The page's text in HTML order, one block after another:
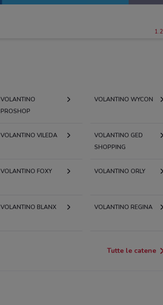
VOLANTINO
PROSHOP
VOLANTINO WYCON
VOLANTINO VILEDA
VOLANTINO GED
SHOPPING
VOLANTINO FOXY VOLANTINO ORLY
VOLANTINO BLANX VOLANTINO REGINA
Tutte le catene